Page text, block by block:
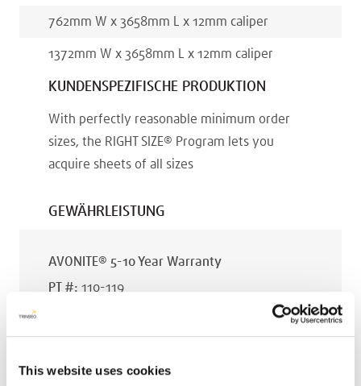
This website uses cookies
762mm W x 3658mm L x 12mm caliper
1372mm W x 3658mm L x 12mm caliper
KUNDENSPEZIFISCHE PRODUKTION
With perfectly reasonable minimum order
sizes, the RIGHT SIZE® Program lets you
acquire sheets of all sizes
GEWÄHRLEISTUNG
AVONITE® 5-10 Year Warranty
PT #: 110-119